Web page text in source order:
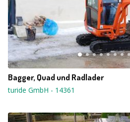
Bagger, Quad und Radlader
turide GmbH - 14361